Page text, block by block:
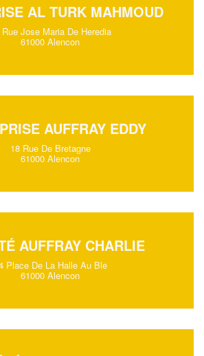
AL TURK MAHMOUD
Rue Jose Maria De Heredia
61000 Alencon
AUFFRAY EDDY
18 Rue De Bretagne
61000 Alencon
AUFFRAY CHARLIE
Place De La Halle Au Ble
61000 Alencon